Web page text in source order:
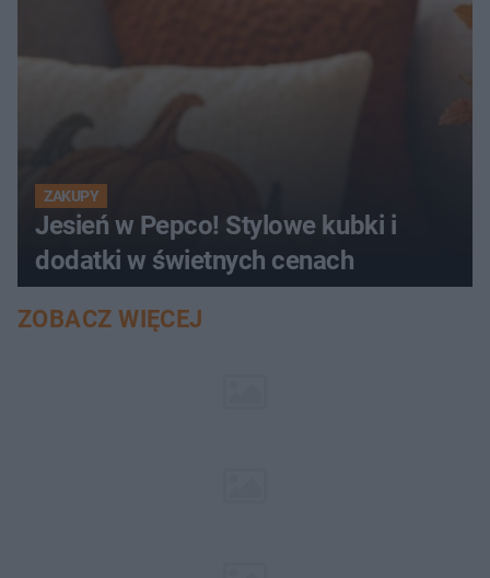
ZAKUPY
Jesień w Pepco! Stylowe kubki i
dodatki w świetnych cenach
ZOBACZ WIĘCEJ